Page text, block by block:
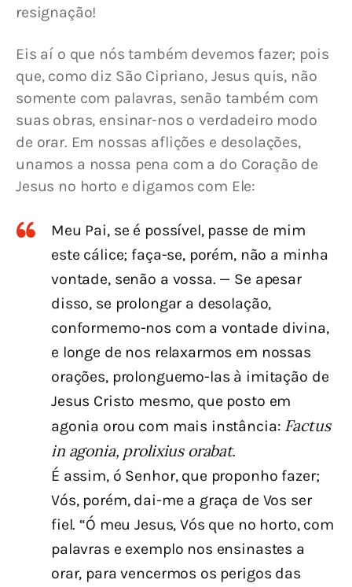
resignação!
Eis aí o que nós também devemos fazer; pois
que, como diz São Cipriano, Jesus quis, não
somente com palavras, senão também com
suas obras, ensinar-nos o verdadeiro modo
de orar. Em nossas aflições e desolações,
unamos a nossa pena com a do Coração de
Jesus no horto e digamos com Ele:
Meu Pai, se é possível, passe de mim
este cálice; faça-se, porém, não a minha
vontade, senão a vossa. — Se apesar
disso, se prolongar a desolação,
conformemo-nos com a vontade divina,
e longe de nos relaxarmos em nossas
orações, prolonguemo-las à imitação de
Jesus Cristo mesmo, que posto em
agonia orou com mais instância: Factus
in agonia, prolixius orabat.
É assim, ó Senhor, que proponho fazer;
Vós, porém, dai-me a graça de Vos ser
fiel. “Ó meu Jesus, Vós que no horto, com
palavras e exemplo nos ensinastes a
orar, para vencermos os perigos das